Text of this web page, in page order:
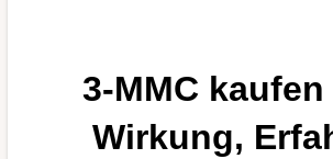
3-MMC
Wirkung,